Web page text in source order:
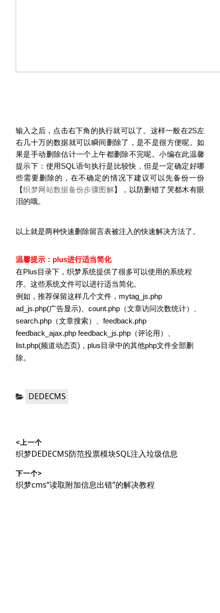
输入之后，点击右下角的执行就可以了。这样一般在2S左
右几十万的数据就可以瞬间删除了，是不是很方便呢。如
果是手动删除估计一个上午都删除不完呢。小编在此温馨
提示下：使用SQL语句执行是比较快，但是一定确定好哪
些需要删除的，在不确定的情况下建议可以先备份一份
【织梦网站数据备份步骤图解】，以防删错了哭都木有眼
泪的哦。
以上就是两种快速删除留言表被注入的快速解决方法了。
温馨提示：plus进行适当简化
在Plus目录下，织梦系统提供了很多可以使用的系统程
序。这些系统文件可以进行适当简化。
例如，推荐保留这样几个文件，mytag_js.php
ad_js.php(广告显示)、count.php（文章访问次数统计）、
search.php（文章搜索）、feedback.php
feedback_ajax.php feedback_js.php（评论用）、
list.php(频道动态页)，plus目录中的其他php文件全部删
除。
分
DEDECMS
章
导
航
<上一个
上
文
章：
织梦DEDECMS防范投票模块SQL注入垃圾信息
下一个>
下
织梦cms“读取附加信息出错”的解决教程